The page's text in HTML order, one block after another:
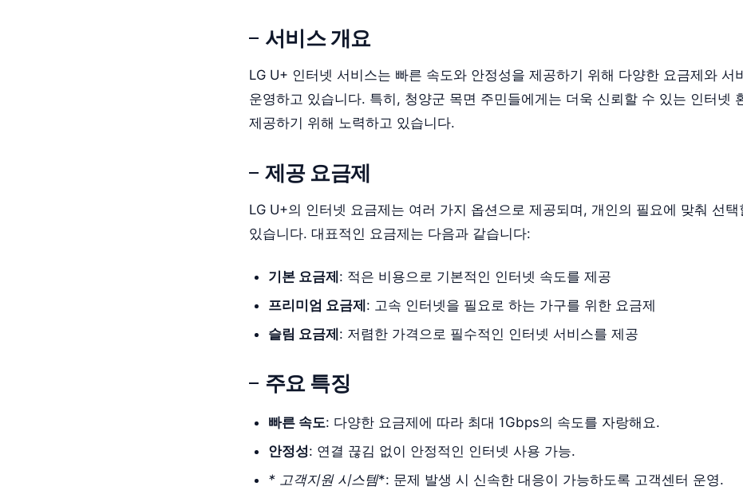
서비스 개요
LG U+ 인터넷 서비스는 빠른 속도와 안정성을 제공하기 위해 다양한 요금제와 서
운영하고 있습니다. 특히, 청양군 목면 주민들에게는 더욱 신뢰할 수 있는 인터넷
제공하기 위해 노력하고 있습니다.
제공 요금제
LG U+의 인터넷 요금제는 여러 가지 옵션으로 제공되며, 개인의 필요에 맞춰 선택
있습니다. 대표적인 요금제는 다음과 같습니다:
기본 요금제 : 적은 비용으로 기본적인 인터넷 속도를 제공
프리미엄 요금제 : 고속 인터넷을 필요로 하는 가구를 위한 요금제
슬림 요금제 : 저렴한 가격으로 필수적인 인터넷 서비스를 제공
주요 특징
빠른 속도: 다양한 요금제에 따라 최대 1Gbps의 속도를 자랑해요.
안정성: 연결 끊김 없이 안정적인 인터넷 사용 가능.
* 고객지원 시스템*: 문제 발생 시 신속한 대응이 가능하도록 고객센터 운영.